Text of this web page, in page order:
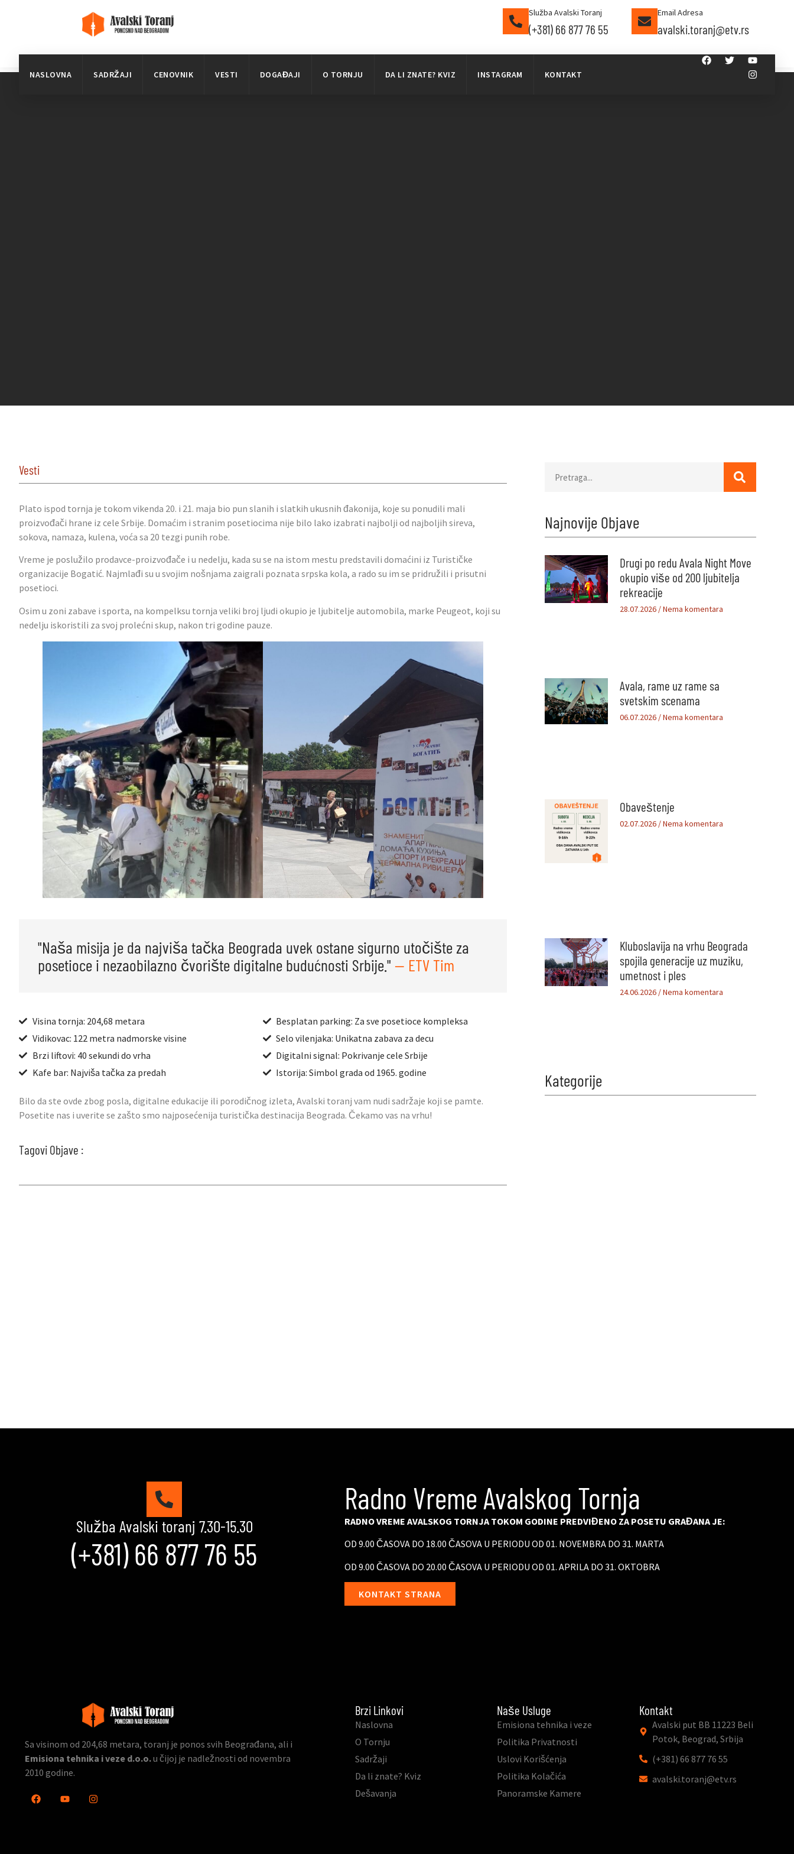
Služba Avalski Toranj
(+381) 66 877 76 55
Email Adresa
avalski.toranj@etv.rs
NASLOVNA SADRŽAJI CENOVNIK VESTI DOGAĐAJI O TORNJU DA LI ZNATE? KVIZ INSTAGRAM KONTAKT
Vesti
Plato ispod tornja je tokom vikenda 20. i 21. maja bio pun slanih i slatkih ukusnih đakonija, koje su ponudili mali
proizvođači hrane iz cele Srbije. Domaćim i stranim posetiocima nije bilo lako izabrati najbolji od najboljih sireva,
sokova, namaza, kulena, voća sa 20 tezgi punih robe.
Vreme je poslužilo prodavce-proizvođače i u nedelju, kada su se na istom mestu predstavili domaćini iz Turističke
organizacije Bogatić. Najmlađi su u svojim nošnjama zaigrali poznata srpska kola, a rado su im se pridružili i prisutni
posetioci.
Osim u zoni zabave i sporta, na kompelksu tornja veliki broj ljudi okupio je ljubitelje automobila, marke Peugeot, koji su
nedelju iskoristili za svoj prolećni skup, nakon tri godine pauze.
"Naša misija je da najviša tačka Beograda uvek ostane sigurno utočište za
posetioce i nezaobilazno čvorište digitalne budućnosti Srbije." — ETV Tim
Visina tornja: 204,68 metara
Vidikovac: 122 metra nadmorske visine
Brzi liftovi: 40 sekundi do vrha
Kafe bar: Najviša tačka za predah
Besplatan parking: Za sve posetioce kompleksa
Selo vilenjaka: Unikatna zabava za decu
Digitalni signal: Pokrivanje cele Srbije
Istorija: Simbol grada od 1965. godine
Bilo da ste ovde zbog posla, digitalne edukacije ili porodičnog izleta, Avalski toranj vam nudi sadržaje koji se pamte.
Posetite nas i uverite se zašto smo najposećenija turistička destinacija Beograda. Čekamo vas na vrhu!
Tagovi Objave :
Najnovije Objave
Drugi po redu Avala Night Move
okupio više od 200 ljubitelja
rekreacije
28.07.2026 Nema komentara
Avala, rame uz rame sa
svetskim scenama
06.07.2026 Nema komentara
Obaveštenje
02.07.2026 Nema komentara
Kluboslavija na vrhu Beograda
spojila generacije uz muziku,
umetnost i ples
24.06.2026 Nema komentara
Kategorije
Služba Avalski toranj 7.30-15.30
(+381) 66 877 76 55
Radno Vreme Avalskog Tornja
RADNO VREME AVALSKOG TORNJA TOKOM GODINE PREDVIĐENO ZA POSETU GRAĐANA JE:
OD 9.00 ČASOVA DO 18.00 ČASOVA U PERIODU OD 01. NOVEMBRA DO 31. MARTA
OD 9.00 ČASOVA DO 20.00 ČASOVA U PERIODU OD 01. APRILA DO 31. OKTOBRA
KONTAKT STRANA
Sa visinom od 204,68 metara, toranj je ponos svih Beograđana, ali i
Emisiona tehnika i veze d.o.o.u čijoj je nadležnosti od novembra
2010 godine.
Brzi Linkovi
Naslovna
O Tornju
Sadržaji
Da li znate? Kviz
Dešavanja
Naše Usluge
Emisiona tehnika i veze
Politika Privatnosti
Uslovi Korišćenja
Politika Kolačića
Panoramske Kamere
Kontakt
Avalski put BB 11223 Beli
Potok, Beograd, Srbija
(+381) 66 877 76 55
avalski.toranj@etv.rs